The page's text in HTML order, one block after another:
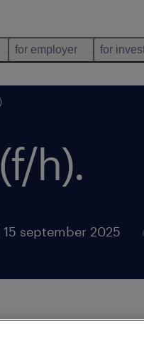
for employer for
h).
september 2025